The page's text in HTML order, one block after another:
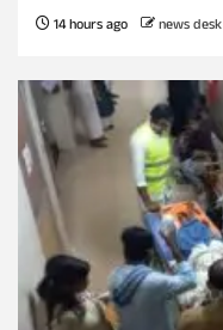
14 hours ago news desk